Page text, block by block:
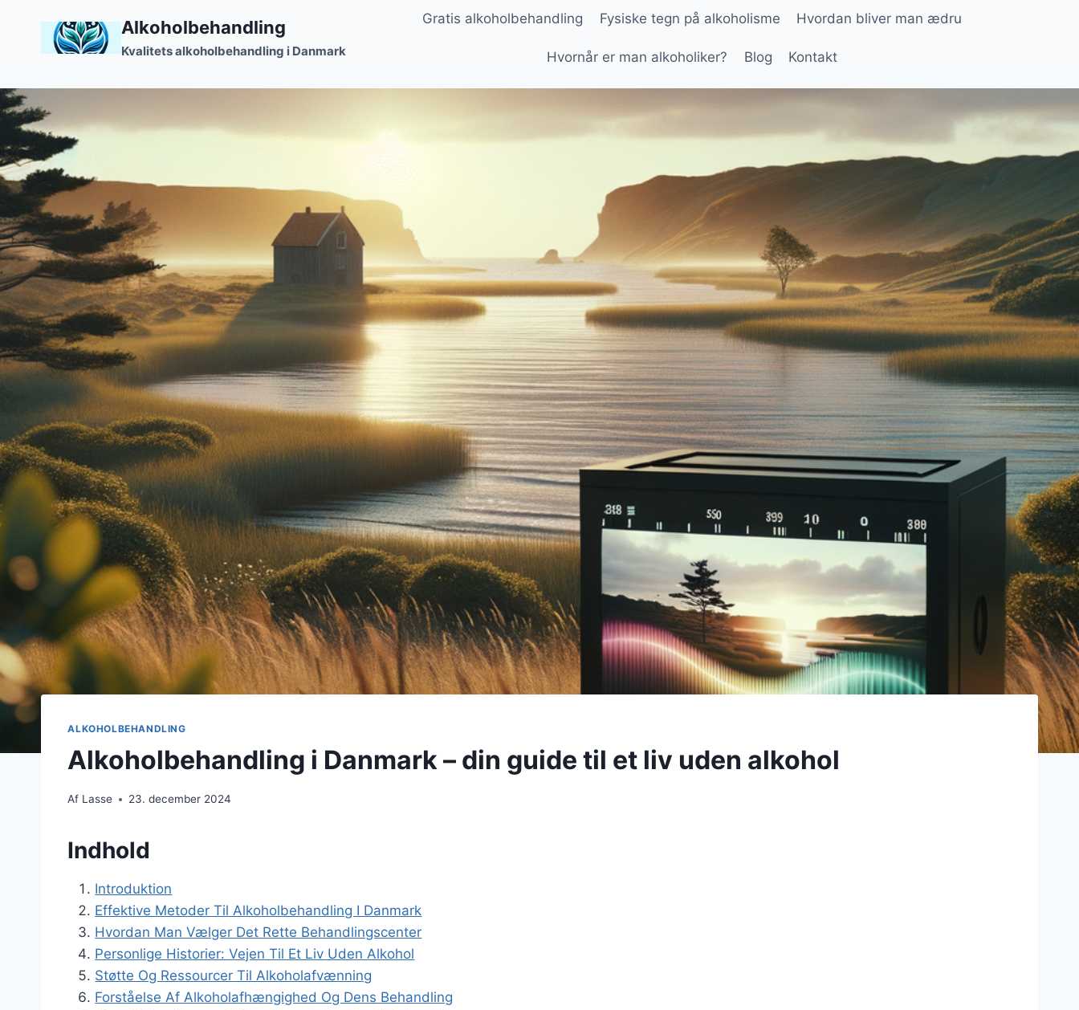
indhold
Alkoholbehandling
Kvalitets alkoholbehandling i Danmark
Gratis alkoholbehandling Fysiske tegn på alkoholisme Hvordan bliver man ædru
Hvornår er man alkoholiker? Blog Kontakt
ALKOHOLBEHANDLING
Alkoholbehandling i Danmark – din guide til et liv uden alkohol
Af Lasse 23. december 2024
Indhold
Introduktion
Effektive Metoder Til Alkoholbehandling I Danmark
Hvordan Man Vælger Det Rette Behandlingscenter
Personlige Historier: Vejen Til Et Liv Uden Alkohol
Støtte Og Ressourcer Til Alkoholafvænning
Forståelse Af Alkoholafhængighed Og Dens Behandling